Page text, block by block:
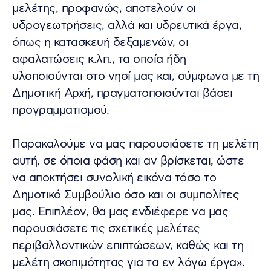
μελέτης, προφανώς, αποτελούν οι
υδρογεωτρήσεις, αλλά και υδρευτικά έργα,
όπως η κατασκευή δεξαμενών, οι
αφαλατώσεις κ.λπ., τα οποία ήδη
υλοποιούνται στο νησί μας και, σύμφωνα με τη
Δημοτική Αρχή, πραγματοποιούνται βάσει
προγραμματισμού.
Παρακαλούμε να μας παρουσιάσετε τη μελέτη
αυτή, σε όποια φάση και αν βρίσκεται, ώστε
να αποκτήσει συνολική εικόνα τόσο το
Δημοτικό Συμβούλιο όσο και οι συμπολίτες
μας. Επιπλέον, θα μας ενδιέφερε να μας
παρουσιάσετε τις σχετικές μελέτες
περιβαλλοντικών επιπτώσεων, καθώς και τη
μελέτη σκοπιμότητας για τα εν λόγω έργα».